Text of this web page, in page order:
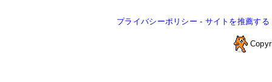
プライバシーポリシー - サイトを推薦する